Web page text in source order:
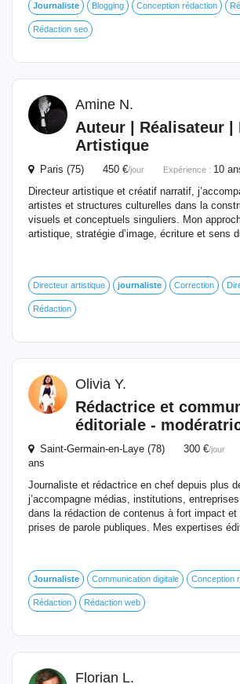
Journaliste Blogging Conception rédaction
Rédaction seo
Amine N.
Auteur | Réalisateur |
Artistique
Paris (75) 450 €/jour Expérience : 10
Directeur artistique et créatif narratif,
artistes et structures culturelles dans la
visuels et conceptuels singuliers. Mon
artistique, stratégie d’image, écriture et sens
Directeur artistique journaliste Correction
Rédaction
Olivia Y.
Rédactrice et
éditoriale -
Saint-Germain-en-Laye (78) 300 €/jour
ans
Journaliste et rédactrice en chef depuis plus
j’accompagne médias, institutions,
dans la rédaction de contenus à fort impact et
prises de parole publiques. Mes expertises
Journaliste Communication digitale Conception
Rédaction Rédaction web
Florian L.